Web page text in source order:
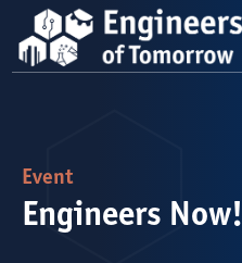
Event
Engineers Now!